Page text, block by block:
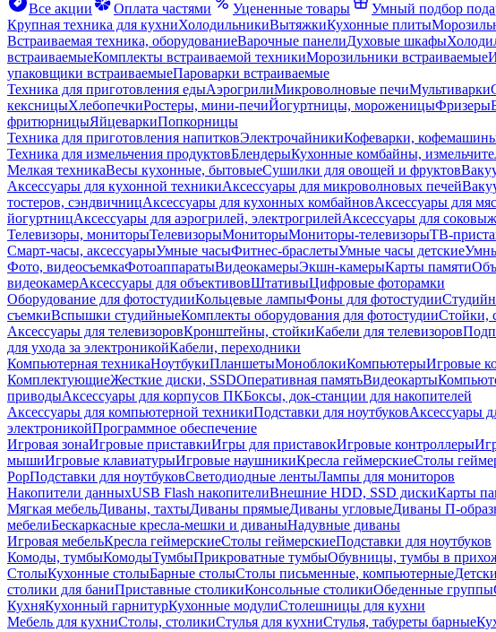
Все акции
Оплата частями Уцененные товары Умный подбор
Крупная техника для кухниХолодильникиВытяжкиКухонные плиты
Встраиваемая техника, оборудованиеВарочные панелиДуховые шкафы
встраиваемыеКомплекты встраиваемой техникиМорозильники встраиваемые
упаковщики встраиваемыеПароварки встраиваемые
Техника для приготовления едыАэрогрилиМикроволновые печиМультиварки
кексницыХлебопечкиРостеры, мини-печиЙогуртницы, мороженицыФризеры
фритюрницыЯйцеваркиПопкорницы
Техника для приготовления напитковЭлектрочайникиКофеварки,
Техника для измельчения продуктовБлендерыКухонные комбайны,
Мелкая техникаВесы кухонные, бытовыеСушилки для овощей и фруктов
Аксессуары для кухонной техникиАксессуары для микроволновых печей
тостеров, сэндвичницАксессуары для кухонных комбайновАксессуары для
йогуртницАксессуары для аэрогрилей, электрогрилейАксессуары для
Телевизоры, мониторыТелевизорыМониторыМониторы-телевизорыТВ-
Смарт-часы, аксессуарыУмные часыФитнес-браслетыУмные часы детские
Фото, видеосъемкаФотоаппаратыВидеокамерыЭкшн-камерыКарты памяти
видеокамерАксессуары для объективовШтативыЦифровые фоторамки
Оборудование для фотостудииКольцевые лампыФоны для фотостудии
съемкиВспышки студийныеКомплекты оборудования для фотостудииСтойки,
Аксессуары для телевизоровКронштейны, стойкиКабели для телевизоров
для ухода за электроникойКабели, переходники
Компьютерная техникаНоутбукиПланшетыМоноблокиКомпьютерыИгровые
КомплектующиеЖесткие диски, SSDОперативная памятьВидеокарты
приводыАксессуары для корпусов ПКБоксы, док-станции для накопителей
Аксессуары для компьютерной техникиПодставки для ноутбуковАксессуары
электроникойПрограммное обеспечение
Игровая зонаИгровые приставкиИгры для приставокИгровые контроллеры
мышиИгровые клавиатурыИгровые наушникиКресла геймерскиеСтолы
PopПодставки для ноутбуковСветодиодные лентыЛампы для мониторов
Накопители данныхUSB Flash накопителиВнешние HDD, SSD дискиКарты
Мягкая мебельДиваны, тахтыДиваны прямыеДиваны угловыеДиваны П-
мебелиБескаркасные кресла-мешки и диваныНадувные диваны
Игровая мебельКресла геймерскиеСтолы геймерскиеПодставки для ноутбуков
Комоды, тумбыКомодыТумбыПрикроватные тумбыОбувницы, тумбы в
СтолыКухонные столыБарные столыСтолы письменные, компьютерные
столики для баниПриставные столикиКонсольные столикиОбеденные группы
КухняКухонный гарнитурКухонные модулиСтолешницы для кухни
Мебель для кухниСтолы, столикиСтулья для кухниСтулья, табуреты барные